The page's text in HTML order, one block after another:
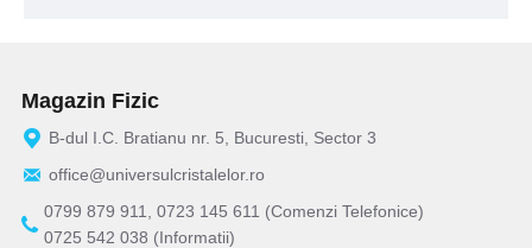
Magazin Fizic
B-dul I.C. Bratianu nr. 5, Bucuresti, Sector 3
office@universulcristalelor.ro
0799 879 911, 0723 145 611 (Comenzi Telefonice)
0725 542 038 (Informatii)